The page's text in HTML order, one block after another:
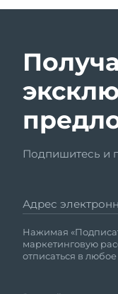
Подпишитесь и
Адрес
Нажимая
маркетинговую
отписаться в